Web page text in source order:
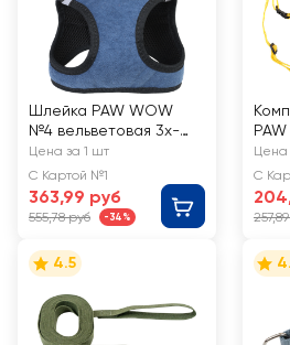
Шлейка PAW WOW
№4 вельветовая 3х-
слойная, 34–39см
Цена за 1 шт
С Картой №1
363,99 руб
555,78 руб -34%
Цена
С
4.5